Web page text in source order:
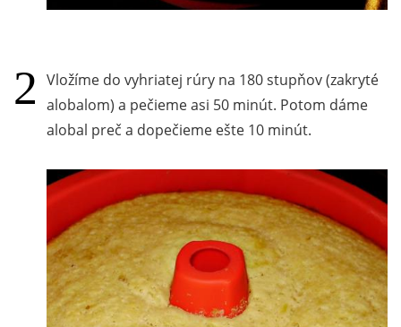
Vložíme do vyhriatej rúry na 180 stupňov (zakryté
alobalom) a pečieme asi 50 minút. Potom dáme
alobal preč a dopečieme ešte 10 minút.